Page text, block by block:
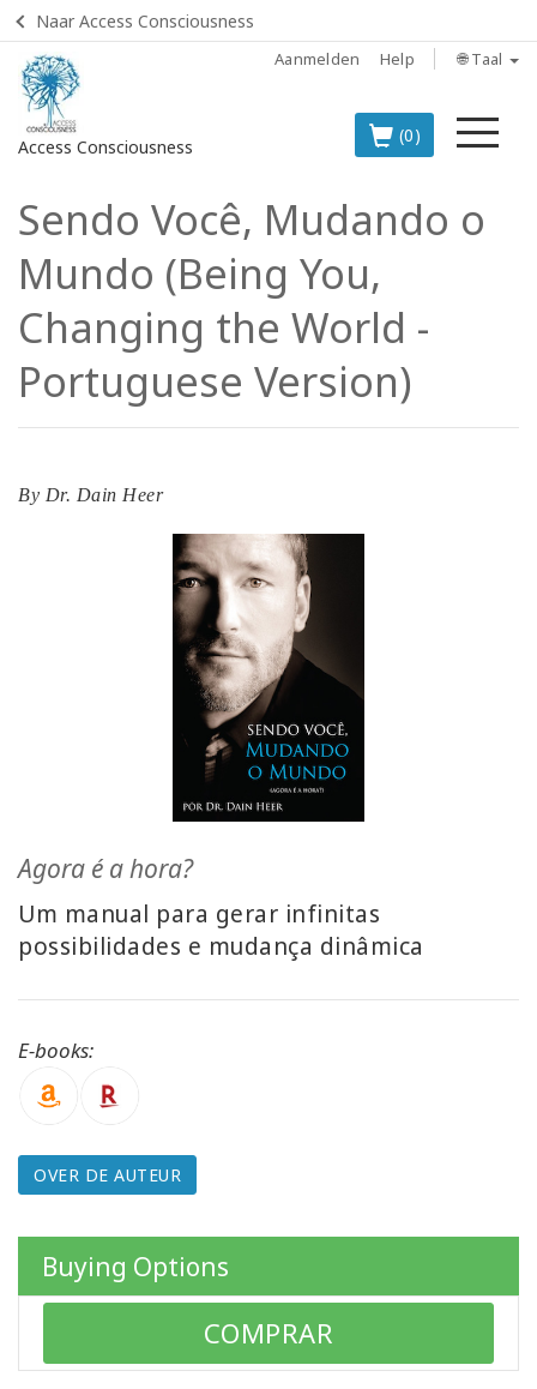
Naar Access Consciousness
Aanmelden Help 🌐 Taal
Access Consciousness
(0)
Meld
u
aan
op
uw
account
Auteurs
weergeven
Producten
WISHLIST
CONTACT
ZOEKEN
Sendo Você, Mudando o
Mundo (Being You,
Changing the World -
Portuguese Version)
By Dr. Dain Heer
Agora é a hora?
Um manual para gerar infinitas
possibilidades e mudança dinâmica
E-books:
OVER DE AUTEUR
Buying Options
COMPRAR